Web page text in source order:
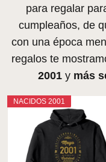
para regalar
cumpleaños, de
con una época
regalos te
2001 y más
NACIDOS 2001